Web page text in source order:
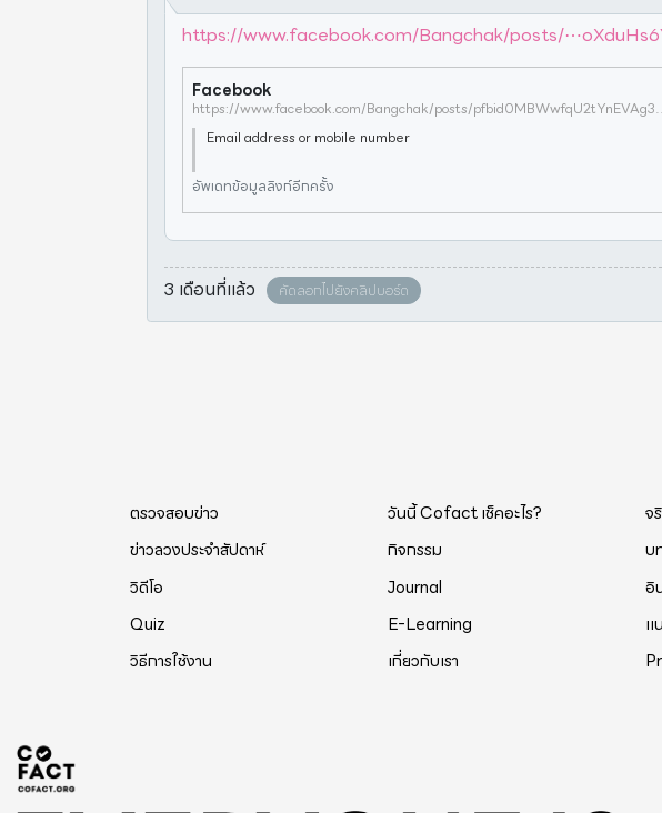
https://www.facebook.com/Bangchak/posts/
Facebook
https://www.facebook.com/Bangchak/posts/
Email address or mobile number
อัพเดทข้อมูลลิงก์อีกครั้ง
3 เดือนที่แล้ว คัดลอกไปยังคลิปบอร์ด
ตรวจสอบข่าว วันนี้ Cofact เช็คอะไร?
จ
ข่าวลวงประจำสัปดาห์
กิจกรรม
บ
วิดีโอ
Journal
อิ
Quiz
E-Learning
แ
วิธีการใช้งาน
เกี่ยวกับเรา